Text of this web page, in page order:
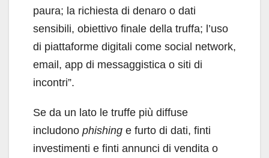
paura; la richiesta di denaro o dati
sensibili, obiettivo finale della truffa; l’uso
di piattaforme digitali come social network,
email, app di messaggistica o siti di
incontri”.
Se da un lato le truffe più diffuse
includono phishing e furto di dati, finti
investimenti e finti annunci di vendita o